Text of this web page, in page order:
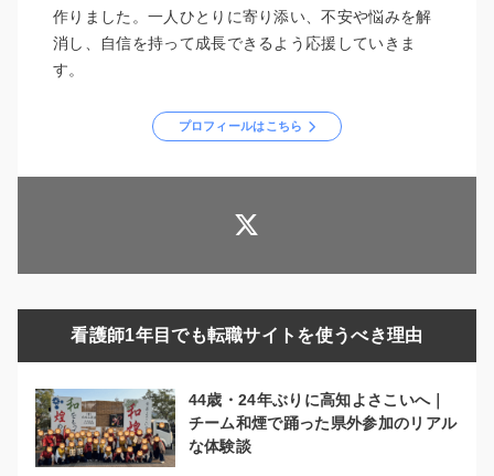
作りました。一人ひとりに寄り添い、不安や悩みを解
消し、自信を持って成長できるよう応援していきま
す。
プロフィールはこちら
看護師1年目でも転職サイトを使うべき理由
44歳・24年ぶりに高知よさこいへ｜
チーム和煙で踊った県外参加のリアル
な体験談